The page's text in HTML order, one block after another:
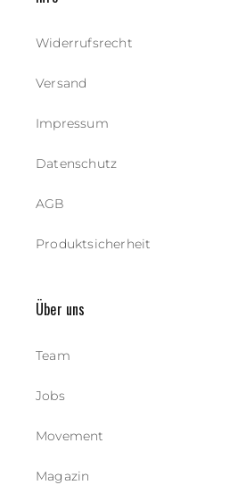
Widerrufsrecht
Versand
Impressum
Datenschutz
AGB
Produktsicherheit
Über uns
Team
Jobs
Movement
Magazin